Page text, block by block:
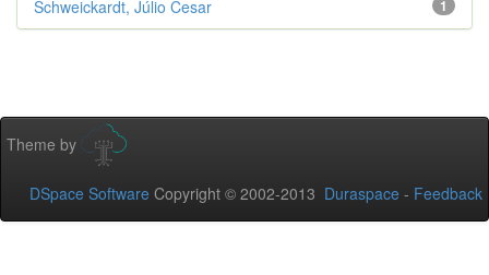
1
Schweickardt, Júlio Cesar
Theme by
DSpace Software Copyright © 2002-2013 Duraspace - Feedback